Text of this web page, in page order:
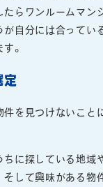
たらワンルームマン
が自分には合ってい
。
定
件を見つけないこと
ちに探している地域
そして興味がある物